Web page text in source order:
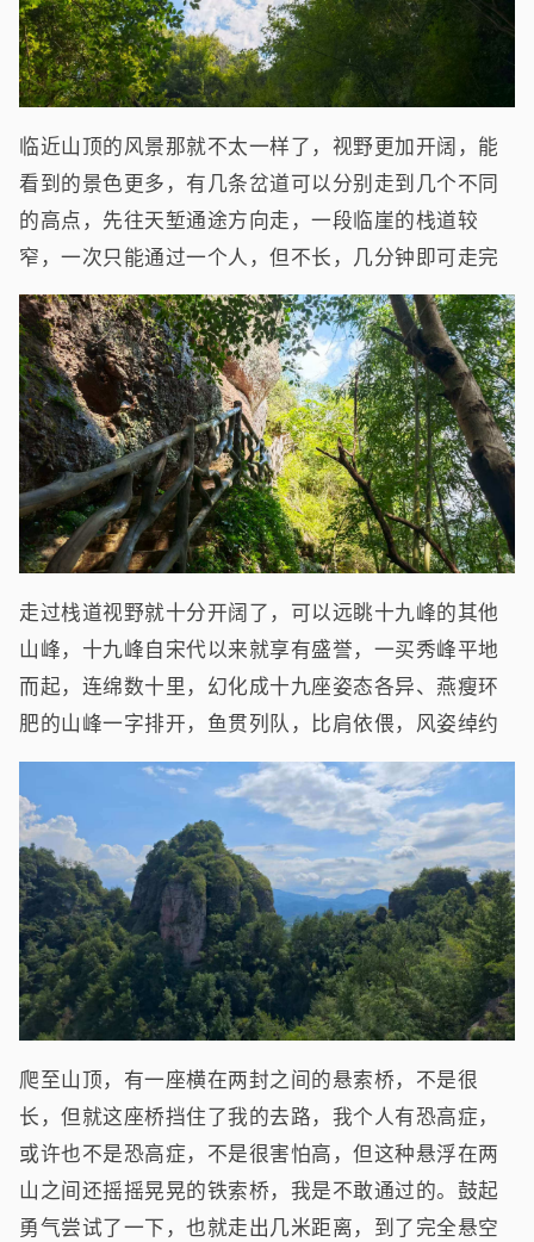
临近山顶的风景那就不太一样了，视野更加开阔，能
看到的景色更多，有几条岔道可以分别走到几个不同
的高点，先往天堑通途方向走，一段临崖的栈道较
窄，一次只能通过一个人，但不长，几分钟即可走完
走过栈道视野就十分开阔了，可以远眺十九峰的其他
山峰，十九峰自宋代以来就享有盛誉，一买秀峰平地
而起，连绵数十里，幻化成十九座姿态各异、燕瘦环
肥的山峰一字排开，鱼贯列队，比肩依偎，风姿绰约
爬至山顶，有一座横在两封之间的悬索桥，不是很
长，但就这座桥挡住了我的去路，我个人有恐高症，
或许也不是恐高症，不是很害怕高，但这种悬浮在两
山之间还摇摇晃晃的铁索桥，我是不敢通过的。鼓起
勇气尝试了一下，也就走出几米距离，到了完全悬空